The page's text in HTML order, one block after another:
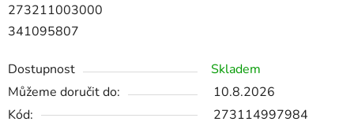
273211003000
341095807
Dostupnost
Skladem
Můžeme doručit do:
10.8.2026
Kód:
273114997984